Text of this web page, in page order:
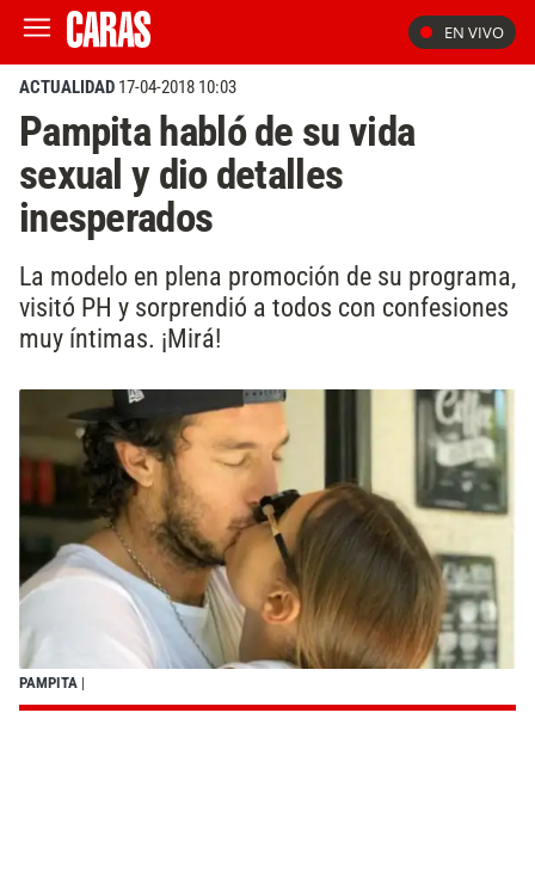
EN VIVO
ACTUALIDAD 17-04-2018 10:03
Pampita habló de su vida
sexual y dio detalles
inesperados
La modelo en plena promoción de su programa,
visitó PH y sorprendió a todos con confesiones
muy íntimas. ¡Mirá!
PAMPITA |